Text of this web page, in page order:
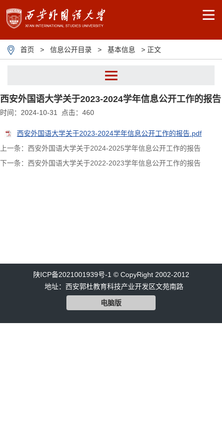
首页 > 信息公开目录 > 基本信息 > 正文
相关文件
信息公开目录
西安外国语大学关于2023-2024学年信息公开工作的报告
时间：2024-10-31 点击： 460
西安外国语大学关于2023-2024学年信息公开工作的报告.pdf
上一条：西安外国语大学关于2024-2025学年信息公开工作的报告
下一条：西安外国语大学关于2022-2023学年信息公开工作的报告
陕ICP备2021001939号-1 © CopyRight 2002-2012
地址：西安郭杜教育科技产业开发区文苑南路
电脑版